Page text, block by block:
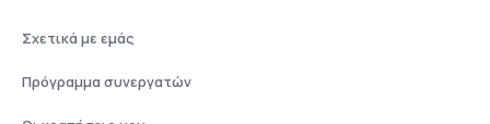
Σχετικά με εμάς
Πρόγραμμα συνεργατών